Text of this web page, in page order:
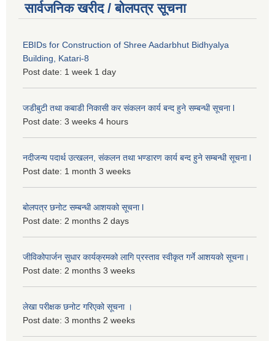
सार्वजनिक खरीद / बोलपत्र सूचना
EBIDs for Construction of Shree Aadarbhut Bidhyalya
Building, Katari-8
Post date: 1 week 1 day
जडीबुटी तथा कबाडी निकासी कर संकलन कार्य बन्द हुने सम्बन्धी सूचना l
Post date: 3 weeks 4 hours
नदीजन्य पदार्थ उत्खलन, संकलन तथा भण्डारण कार्य बन्द हुने सम्बन्धी सूचना l
Post date: 1 month 3 weeks
बोलपत्र छनोट सम्बन्धी आशयको सूचना l
Post date: 2 months 2 days
जीविकोपार्जन सुधार कार्यक्रमको लागि प्रस्ताव स्वीकृत गर्ने आशयको सूचना।
Post date: 2 months 3 weeks
लेखा परीक्षक छनोट गरिएको सूचना ।
Post date: 3 months 2 weeks